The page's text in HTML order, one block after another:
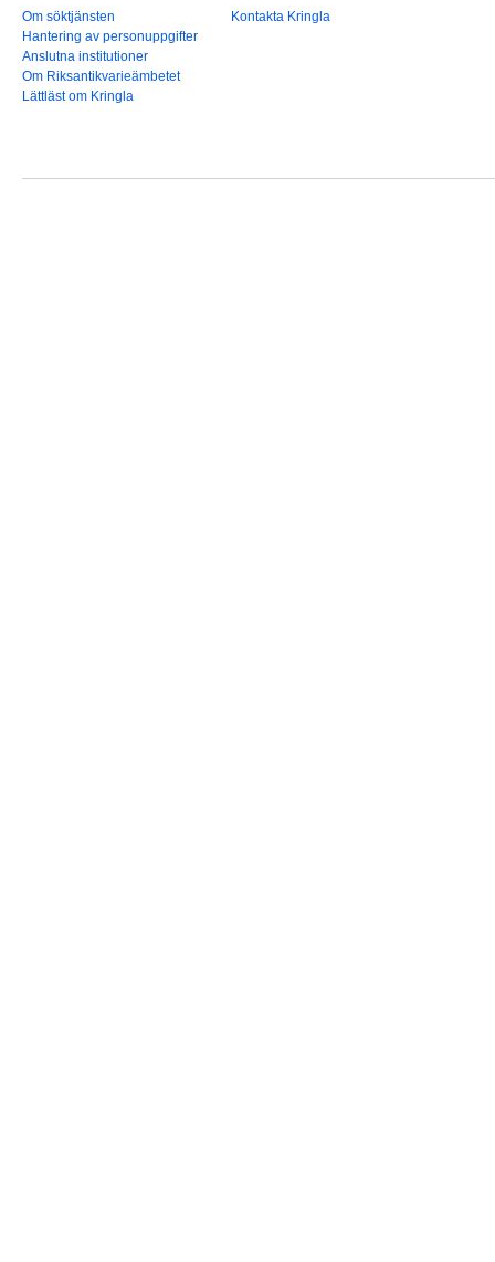
Om söktjänsten
Hantering av personuppgifter
Anslutna institutioner
Om Riksantikvarieämbetet
Lättläst om Kringla
Kontakta Kringla